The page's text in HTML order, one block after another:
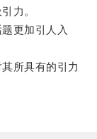
力。
更加引人入
所具有的引力